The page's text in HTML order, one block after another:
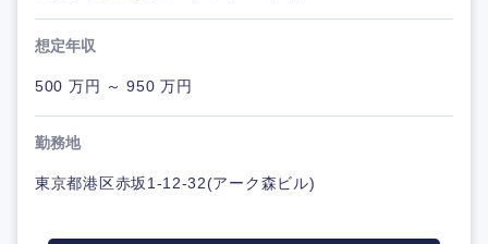
想定年収
500 万円 ～ 950 万円
勤務地
東京都港区赤坂1-12-32(アーク森ビル)